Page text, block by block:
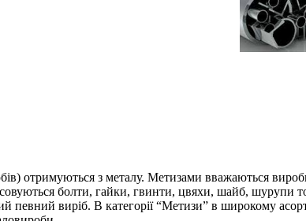
отримуються з металу. Метизами вважаються
болти, гайки, гвинти, цвяхи, шайб, шурупи
певний виріб. В категорії “Метизи” в широкому